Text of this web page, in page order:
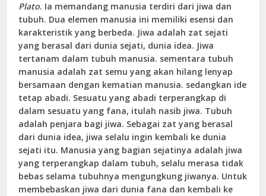
Plato. Ia memandang manusia terdiri dari jiwa dan
tubuh. Dua elemen manusia ini memiliki esensi dan
karakteristik yang berbeda. Jiwa adalah zat sejati
yang berasal dari dunia sejati, dunia idea. Jiwa
tertanam dalam tubuh manusia. sementara tubuh
manusia adalah zat semu yang akan hilang lenyap
bersamaan dengan kematian manusia. sedangkan ide
tetap abadi. Sesuatu yang abadi terperangkap di
dalam sesuatu yang fana, itulah nasib jiwa. Tubuh
adalah penjara bagi jiwa. Sebagai zat yang berasal
dari dunia idea, jiwa selalu ingin kembali ke dunia
sejati itu. Manusia yang bagian sejatinya adalah jiwa
yang terperangkap dalam tubuh, selalu merasa tidak
bebas selama tubuhnya mengungkung jiwanya. Untuk
membebaskan jiwa dari dunia fana dan kembali ke